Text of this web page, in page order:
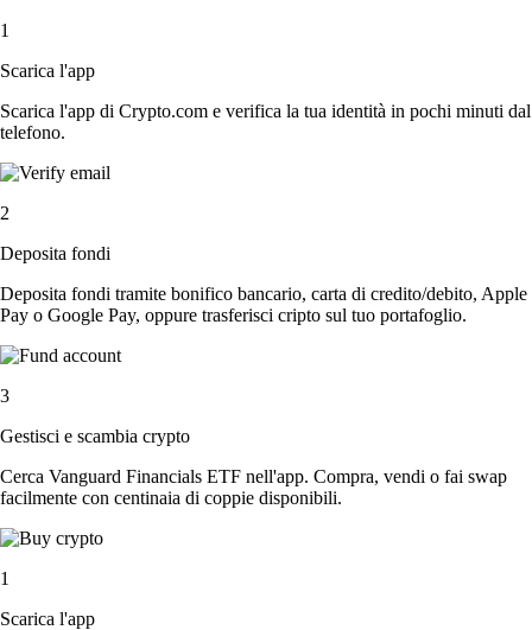
1
Scarica l'app
Scarica l'app di Crypto.com e verifica la tua identità in pochi minuti dal
telefono.
2
Deposita fondi
Deposita fondi tramite bonifico bancario, carta di credito/debito, Apple
Pay o Google Pay, oppure trasferisci cripto sul tuo portafoglio.
3
Gestisci e scambia crypto
Cerca Vanguard Financials ETF nell'app. Compra, vendi o fai swap
facilmente con centinaia di coppie disponibili.
1
Scarica l'app